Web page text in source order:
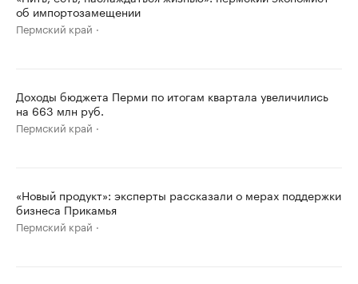
об импортозамещении
Пермский край
Доходы бюджета Перми по итогам квартала увеличились
на 663 млн руб.
Пермский край
«Новый продукт»: эксперты рассказали о мерах поддержки
бизнеса Прикамья
Пермский край